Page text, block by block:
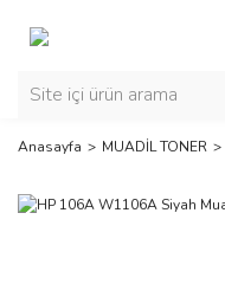
Anasayfa MUADİL TONER